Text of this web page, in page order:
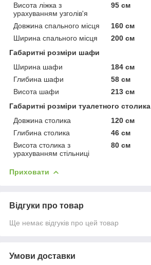
Висота ліжка з
урахуванням узголів'я
95 см
Довжина спального місця
160 см
Ширина спального місця
200 см
Габаритні розміри шафи
Ширина шафи
184 см
Глибина шафи
58 см
Висота шафи
213 см
Габаритні розміри туалетного столика
Довжина столика
120 см
Глибина столика
46 см
Висота столика з
урахуванням стільниці
80 см
Приховати
Відгуки про товар
Ще немає відгуків про цей товар
Умови доставки